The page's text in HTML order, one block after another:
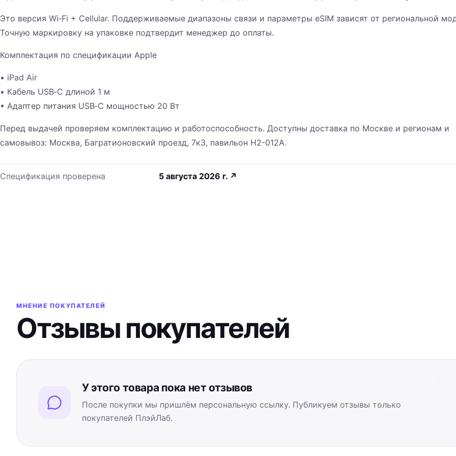
Это версия Wi‑Fi + Cellular. Поддерживаемые диапазоны связи и параметры eSIM зависят от региональной
Точную маркировку на упаковке подтвердит менеджер до оплаты.
Комплектация по спецификации Apple
• iPad Air
• Кабель USB‑C длиной 1 м
• Адаптер питания USB‑C мощностью 20 Вт
Перед выдачей проверяем комплектацию и работоспособность. Доступны доставка по Москве и регионам и
самовывоз: Москва, Багратионовский проезд, 7к3, павильон H2-012A.
Спецификация проверена 5 августа 2026 г.↗
МНЕНИЕ ПОКУПАТЕЛЕЙ
Отзывы покупателей
У этого товара пока нет отзывов
После покупки мы пришлём персональную ссылку. Публикуем отзывы только
покупателей ПлэйЛаб.